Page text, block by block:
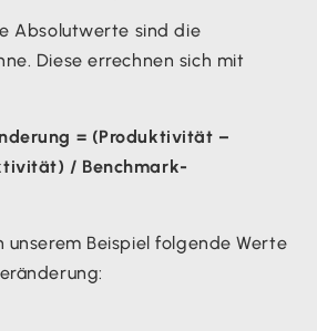
Absolutwerte sind die
Diese errechnen sich mit
= (Produktivität –
/ Benchmark-
unserem Beispiel folgende Werte